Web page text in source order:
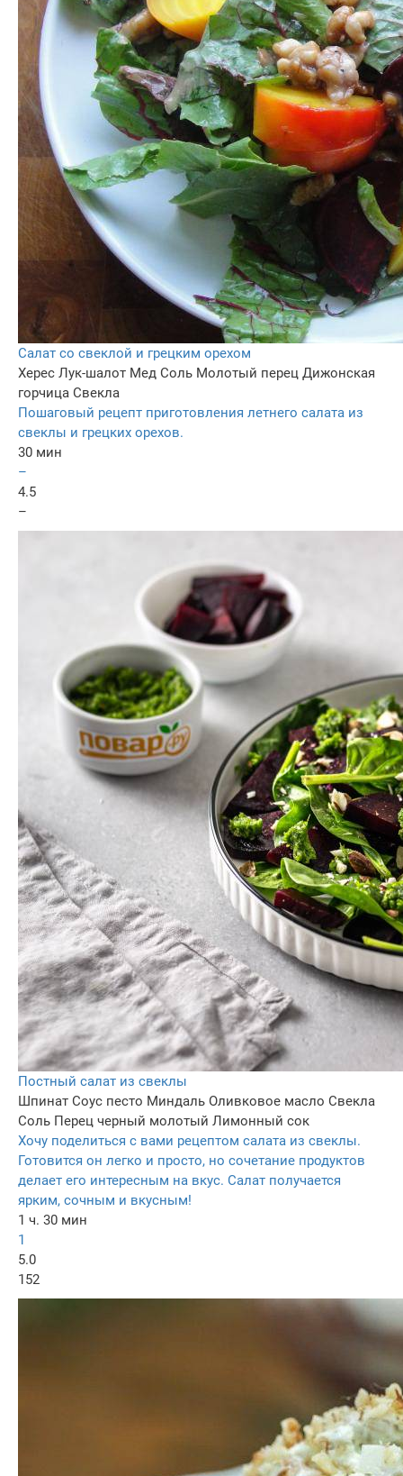
Салат со свеклой и грецким орехом
Херес Лук-шалот Мед Соль Молотый перец Дижонская
горчица Свекла
Пошаговый рецепт приготовления летнего салата из
свеклы и грецких орехов.
30 мин
–
4.5
–
Постный салат из свеклы
Шпинат Соус песто Миндаль Оливковое масло Свекла
Соль Перец черный молотый Лимонный сок
Хочу поделиться с вами рецептом салата из свеклы.
Готовится он легко и просто, но сочетание продуктов
делает его интересным на вкус. Салат получается
ярким, сочным и вкусным!
1 ч. 30 мин
1
5.0
152